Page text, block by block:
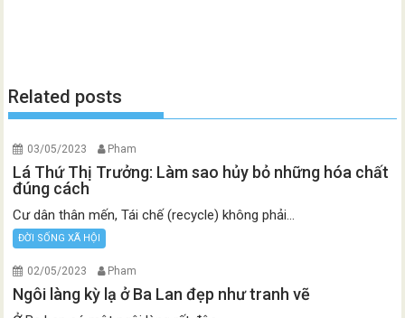
Related posts
03/05/2023 Pham
Lá Thứ Thị Trưởng: Làm sao hủy bỏ những hóa chất
đúng cách
Cư dân thân mến, Tái chế (recycle) không phải...
ĐỜI SỐNG XÃ HỘI
02/05/2023 Pham
Ngôi làng kỳ lạ ở Ba Lan đẹp như tranh vẽ